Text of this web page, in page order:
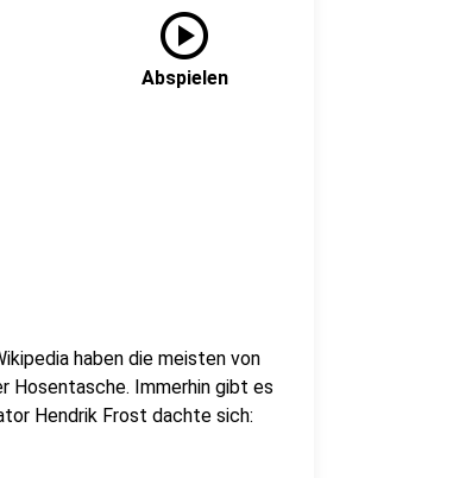
play_circle
Abspielen
haben die meisten von
Hosentasche. Immerhin gibt es
Hendrik Frost dachte sich: